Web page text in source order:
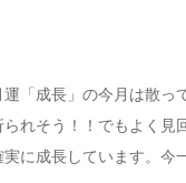
「成長」の今月は散っ
れそう！！でもよく見
に成長しています。今